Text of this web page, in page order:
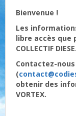
Bienvenue !
Les
libre accès que
COLLECTIF DIESE.
Contactez-
(
obtenir des
VORTEX.